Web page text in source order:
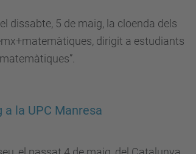
dissabte, 5 de maig, la cloenda dels
dirigit a estudiants
a la UPC Manresa